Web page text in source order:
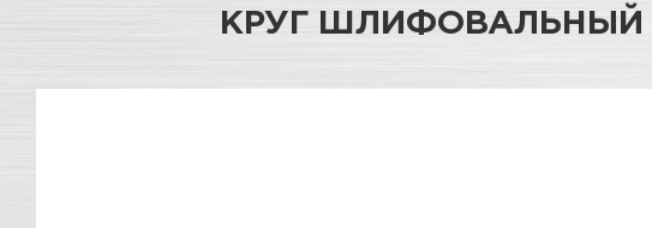
КРУГ ШЛИФОВАЛЬНЫЙ